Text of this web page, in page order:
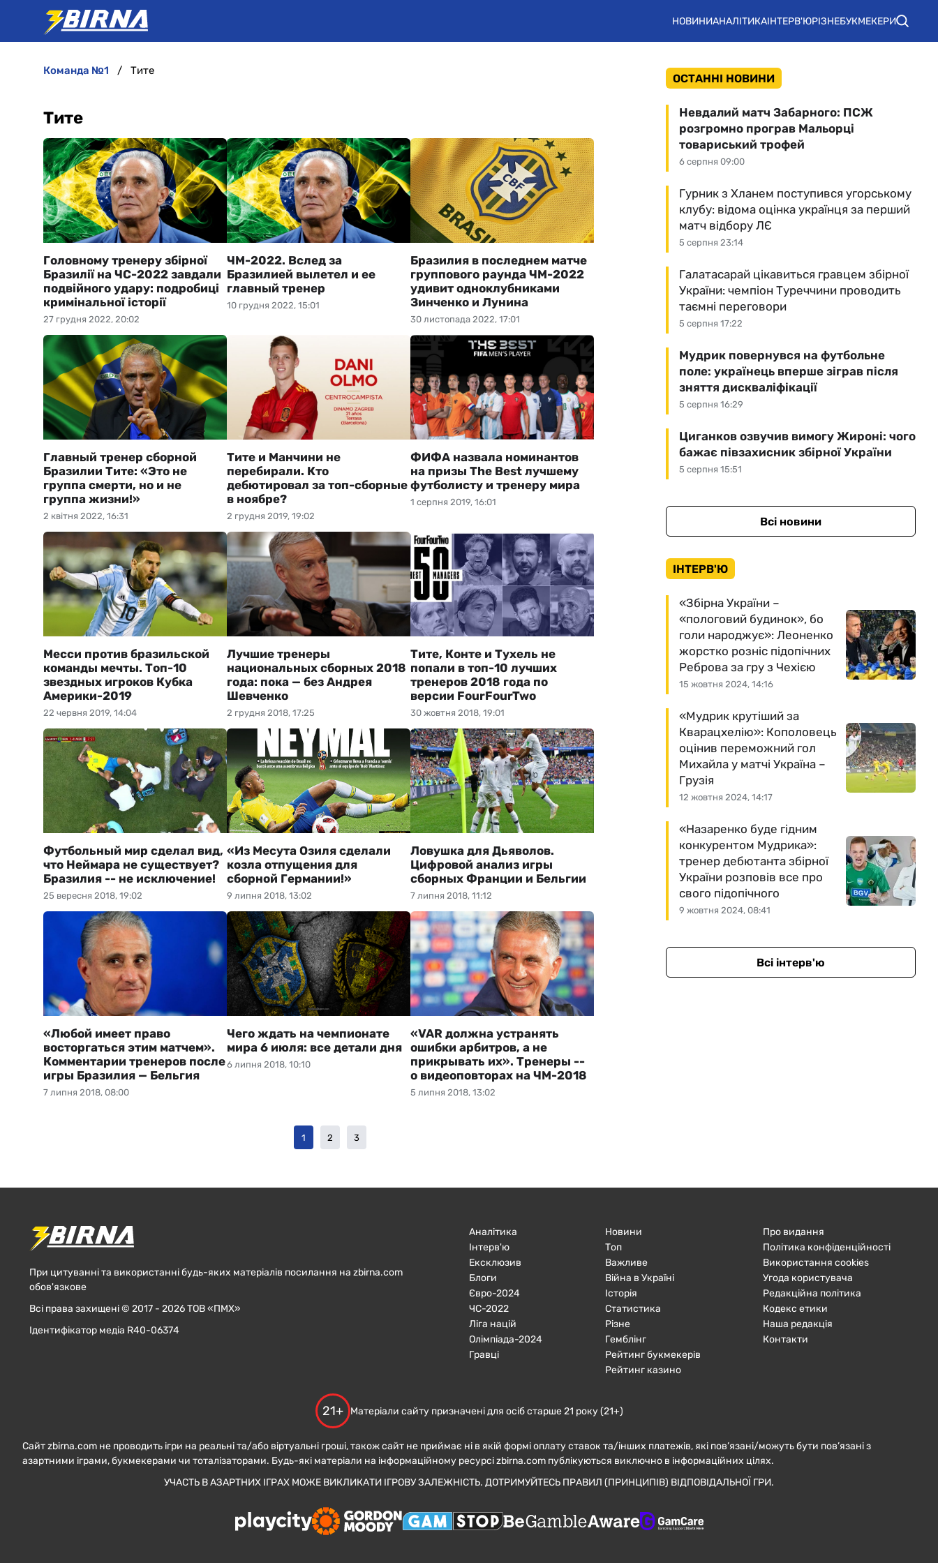
НОВИНИАНАЛІТИКАІНТЕРВ'ЮРІЗНЕБУКМЕКЕРИ
команда №1 Тите
Тите
27 грудня 2022, 20:02
Головному тренеру збірної
Бразилії на ЧС-2022 завдали
подвійного удару: подробиці
кримінальної історії
10 грудня 2022, 15:01
ЧМ-2022. Вслед за
Бразилией вылетел и ее
главный тренер
30 листопада 2022, 17:01
Бразилия в последнем матче
группового раунда ЧМ-2022
удивит одноклубниками
Зинченко и Лунина
2 квітня 2022, 16:31
Главный тренер сборной
Бразилии Тите: «Это не
группа смерти, но и не
группа жизни!»
2 грудня 2019, 19:02
Тите и Манчини не
перебирали. Кто
дебютировал за топ-сборные
в ноябре?
1 серпня 2019, 16:01
ФИФА назвала номинантов
на призы The Best лучшему
футболисту и тренеру мира
22 червня 2019, 14:04
Месси против бразильской
команды мечты. Топ-10
звездных игроков Кубка
Америки-2019
2 грудня 2018, 17:25
Лучшие тренеры
национальных сборных 2018
года: пока — без Андрея
Шевченко
30 жовтня 2018, 19:01
Тите, Конте и Тухель не
попали в топ-10 лучших
тренеров 2018 года по
версии FourFourTwo
25 вересня 2018, 19:02
Футбольный мир сделал вид,
что Неймара не существует?
Бразилия -- не исключение!
9 липня 2018, 13:02
«Из Месута Озиля сделали
козла отпущения для
сборной Германии!»
7 липня 2018, 11:12
Ловушка для Дьяволов.
Цифровой анализ игры
сборных Франции и Бельгии
7 липня 2018, 08:00
«Любой имеет право
восторгаться этим матчем».
Комментарии тренеров после
игры Бразилия — Бельгия
6 липня 2018, 10:10
Чего ждать на чемпионате
мира 6 июля: все детали дня
5 липня 2018, 13:02
«VAR должна устранять
ошибки арбитров, а не
прикрывать их». Тренеры --
о видеоповторах на ЧМ-2018
1 2 3
ОСТАННІ НОВИНИ
6 серпня 09:00
Невдалий матч Забарного: ПСЖ
розгромно програв Мальорці
товариський трофей
5 серпня 23:14
Гурник з Хланем поступився угорському
клубу: відома оцінка українця за перший
матч відбору ЛЄ
5 серпня 17:22
Галатасарай цікавиться гравцем збірної
України: чемпіон Туреччини проводить
таємні переговори
5 серпня 16:29
Мудрик повернувся на футбольне
поле: українець вперше зіграв після
зняття дискваліфікації
5 серпня 15:51
Циганков озвучив вимогу Жироні: чого
бажає півзахисник збірної України
Всі новини
ІНТЕРВ'Ю
15 жовтня 2024, 14:16
«Збірна України –
«пологовий будинок», бо
голи народжує»: Леоненко
жорстко розніс підопічних
Реброва за гру з Чехією
12 жовтня 2024, 14:17
«Мудрик крутіший за
Кварацхелію»: Кополовець
оцінив переможний гол
Михайла у матчі Україна –
Грузія
9 жовтня 2024, 08:41
«Назаренко буде гідним
конкурентом Мудрика»:
тренер дебютанта збірної
України розповів все про
свого підопічного
Всі інтерв'ю
При цитуванні та використанні будь-яких матеріалів посилання на zbirna.com
обов'язкове
Всі права захищені © 2017 - 2026 ТОВ «ПМХ»
Ідентифікатор медіа R40-06374
Аналітика
Інтерв'ю
Ексклюзив
Блоги
Євро-2024
ЧC-2022
Ліга націй
Олімпіада-2024
Гравці
Новини
Топ
Важливе
Війна в Україні
Історія
Статистика
Різне
Гемблінг
Рейтинг букмекерів
Рейтинг казино
Про видання
Політика конфіденційності
Використання cookies
Угода користувача
Редакційна політика
Кодекс етики
Наша редакція
Контакти
21+ Матеріали сайту призначені для осіб старше 21 року (21+)
Сайт zbirna.com не проводить ігри на реальні та/або віртуальні гроші, також сайт не приймає ні в якій формі оплату ставок та/інших платежів, які пов’язані/можуть бути пов’язані з
азартними іграми, букмекерами чи тоталізаторами. Будь-які матеріали на інформаційному ресурсі zbirna.com публікуються виключно в інформаційних цілях.
УЧАСТЬ В АЗАРТНИХ ІГРАХ МОЖЕ ВИКЛИКАТИ ІГРОВУ ЗАЛЕЖНІСТЬ. ДОТРИМУЙТЕСЬ ПРАВИЛ (ПРИНЦИПІВ) ВІДПОВІДАЛЬНОЇ ГРИ.